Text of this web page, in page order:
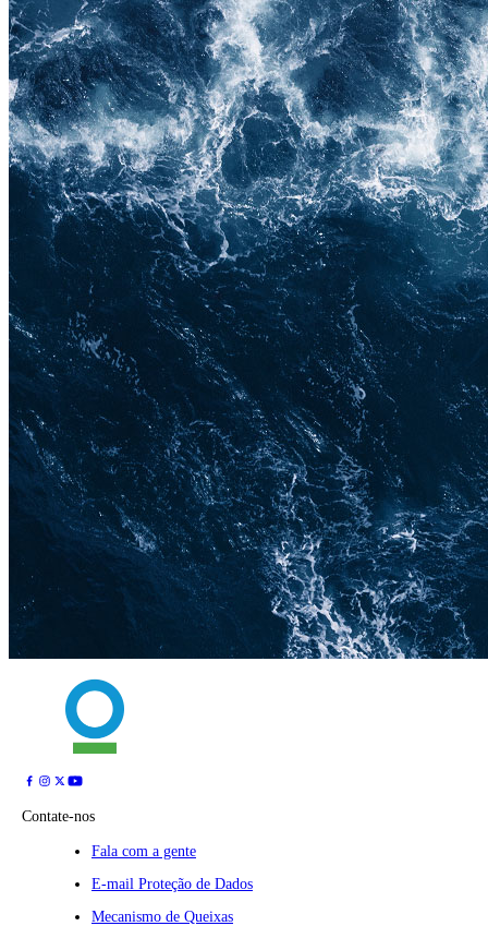
Contate-nos
Fala com a gente
E-mail Proteção de Dados
Mecanismo de Queixas